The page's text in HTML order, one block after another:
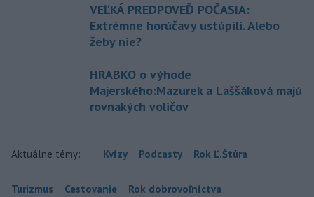
VEĽKÁ PREDPOVEĎ POČASIA:
Extrémne horúčavy ustúpili. Alebo
žeby nie?
HRABKO o výhode
Majerského:Mazurek a Laššáková majú
rovnakých voličov
Aktuálne témy: Kvízy Podcasty Rok Ľ.Štúra
Turizmus Cestovanie Rok dobrovoľníctva